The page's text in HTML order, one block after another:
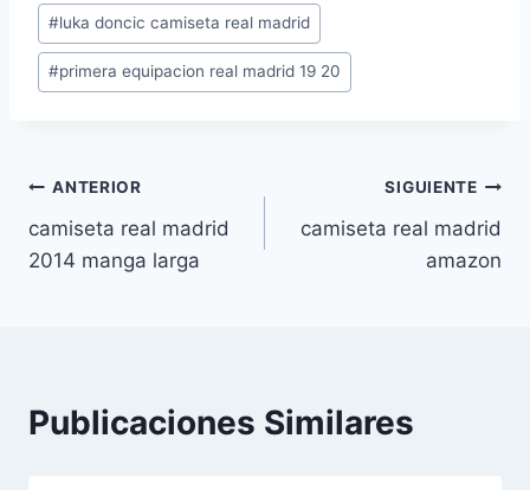
la
entrada:
#luka doncic camiseta real madrid
#primera equipacion real madrid 19 20
Navegación
de
ANTERIOR
camiseta real madrid
2014 manga larga
SIGUIENTE
camiseta real madrid
amazon
Publicaciones Similares